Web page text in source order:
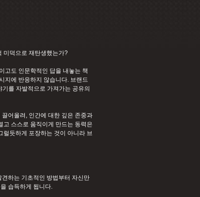
미덕으로 재탄생했는가?
고도 인문학적인 답을 내놓는 책
지에 반응하지 않습니다. 브랜드
를 자발적으로 가져가는 공유의
어올려, 인간에 대한 깊은 존중과
고 스스로 움직이게 만드는 동력은
럴듯하게 포장하는 것이 아니라 브
하는 기초적인 방법부터 자신만
습득하게 됩니다.